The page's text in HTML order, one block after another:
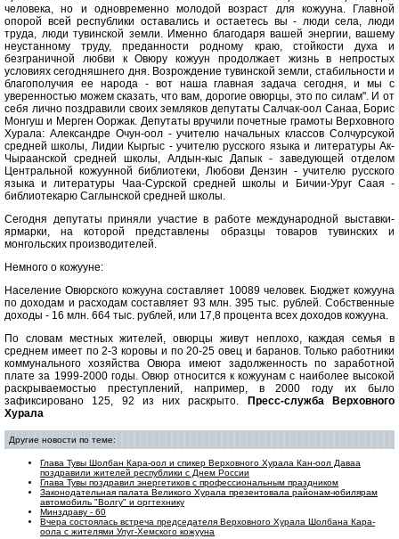
человека, но и одновременно молодой возраст для кожууна. Главной
опорой всей республики оставались и остаетесь вы - люди села, люди
труда, люди тувинской земли. Именно благодаря вашей энергии, вашему
неустанному труду, преданности родному краю, стойкости духа и
безграничной любви к Овюру кожуун продолжает жизнь в непростых
условиях сегодняшнего дня. Возрождение тувинской земли, стабильности и
благополучия ее народа - вот наша главная задача сегодня, и мы с
уверенностью можем сказать, что вам, дорогие овюрцы, это по силам". И от
себя лично поздравили своих земляков депутаты Салчак-оол Санаа, Борис
Монгуш и Мерген Ооржак. Депутаты вручили почетные грамоты Верховного
Хурала: Александре Очун-оол - учителю начальных классов Солчурсукой
средней школы, Лидии Кыргыс - учителю русского языка и литературы Ак-
Чыраанской средней школы, Алдын-кыс Дапык - заведующей отделом
Центральной кожуунной библиотеки, Любови Дензин - учителю русского
языка и литературы Чаа-Сурской средней школы и Бичии-Уруг Саая -
библиотекарю Саглынской средней школы.
Сегодня депутаты приняли участие в работе международной выставки-
ярмарки, на которой представлены образцы товаров тувинских и
монгольских производителей.
Немного о кожууне:
Население Овюрского кожууна составляет 10089 человек. Бюджет кожууна
по доходам и расходам составляет 93 млн. 395 тыс. рублей. Собственные
доходы - 16 млн. 664 тыс. рублей, или 17,8 процента всех доходов кожууна.
По словам местных жителей, овюрцы живут неплохо, каждая семья в
среднем имеет по 2-3 коровы и по 20-25 овец и баранов. Только работники
коммунального хозяйства Овюра имеют задолженность по заработной
плате за 1999-2000 годы. Овюр относится к кожуунам с наиболее высокой
раскрываемостью преступлений, например, в 2000 году их было
зафиксировано 125, 92 из них раскрыто.
Пресс-служба Верховного
Хурала
Другие новости по теме:
Глава Тувы Шолбан Кара-оол и спикер Верховного Хурала Кан-оол Даваа
поздравили жителей республики с Днем России
Глава Тувы поздравил энергетиков с профессиональным праздником
Законодательная палата Великого Хурала презентовала районам-юбилярам
автомобиль "Волгу" и оргтехнику
Минздраву - 60
Вчера состоялась встреча председателя Верховного Хурала Шолбана Кара-
оола с жителями Улуг-Хемского кожууна